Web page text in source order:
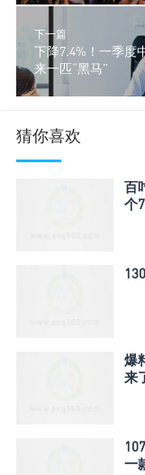
下一篇
下降7.4%！一季度
来一匹“黑马”
猜你喜欢
百
个
爆
来
一